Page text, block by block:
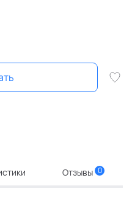
Отзывы 0